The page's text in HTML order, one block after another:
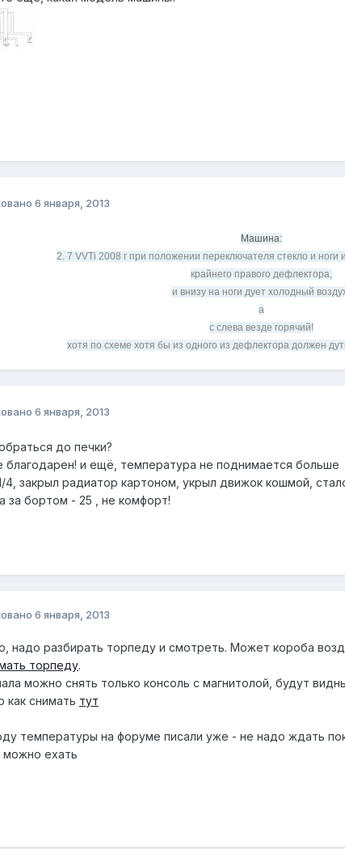
6 января, 2013
Машина:
2. 7 VVTi 2008 г при положении переключателя стекло и ноги
крайнего правого дефлектора,
и внизу на ноги дует холодный
а
с слева везде горячий!
хотя по схеме хотя бы из одного из дефлектора должен
6 января, 2013
до печки?
благодарен! и ещё, температура не поднимается больше
4, закрыл радиатор картоном, укрыл движок кошмой,
за бортом - 25 , не комфорт!
6 января, 2013
надо разбирать торпеду и смотреть. Может короба
торпеду.
можно снять только консоль с магнитолой, будут
как снимать тут
температуры на форуме писали уже - не надо ждать
можно ехать